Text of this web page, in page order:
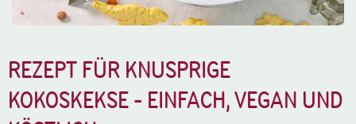
REZEPT FÜR KNUSPRIGE
KOKOSKEKSE - EINFACH, VEGAN UND